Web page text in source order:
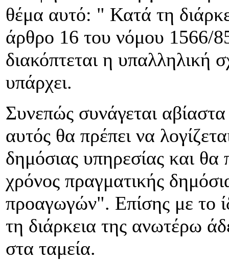
θέμα αυτό: " Κατά τη
άρθρο 16 του νόμου 1566/
διακόπτεται η υπαλληλική
υπάρχει.
Συνεπώς συνάγεται
αυτός θα πρέπει να
δημόσιας υπηρεσίας και
χρόνος πραγματικής
προαγωγών". Επίσης με το
τη διάρκεια της ανωτέρω
στα ταμεία.